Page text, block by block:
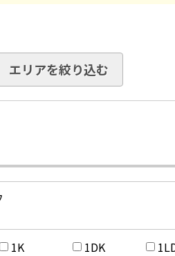
エリアを絞り込む
1K 1DK